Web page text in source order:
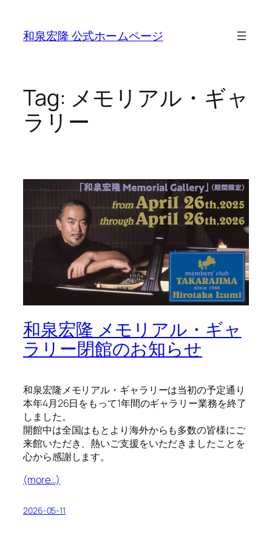
content
和泉宏隆 公式ホームページ
Tag: メモリアル・ギャ
ラリー
和泉宏隆 メモリアル・ギャ
ラリー閉館のお知らせ
和泉宏隆メモリアル・ギャラリーは当初の予定通り
本年4月26日をもって1年間のギャラリー業務を終了
しました。
開館中は全国はもとより海外からも多数の皆様にご
来館いただき、熱いご支援をいただきましたことを
心から感謝します。
(more…)
2026-05-11